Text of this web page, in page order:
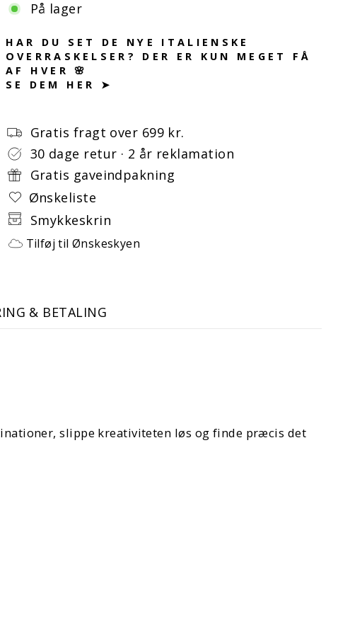
På lager
HAR DU SET DE NYE ITALIENSKE
OVERRASKELSER? DER ER KUN MEGET FÅ
AF HVER 🌸
SE DEM HER ➤
Gratis fragt over 699 kr.
30 dage retur · 2 år reklamation
Gratis gaveindpakning
Ønskeliste
Smykkeskrin
Tilføj til Ønskeskyen
& BETALING
slippe kreativiteten løs og finde præcis det